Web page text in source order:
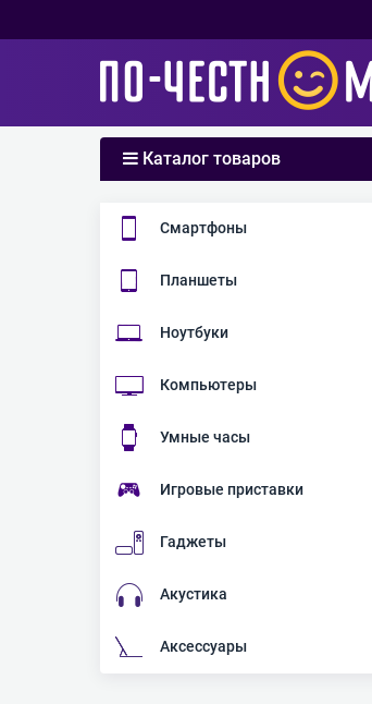
Каталог товаров
Смартфоны
Планшеты
Ноутбуки
Компьютеры
Умные часы
Игровые приставки
Гаджеты
Акустика
Аксессуары